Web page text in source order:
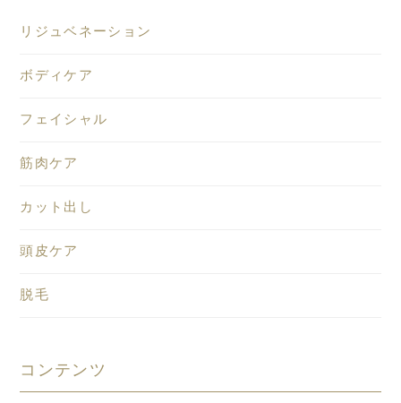
リジュベネーション
ボディケア
フェイシャル
筋肉ケア
カット出し
頭皮ケア
脱毛
コンテンツ